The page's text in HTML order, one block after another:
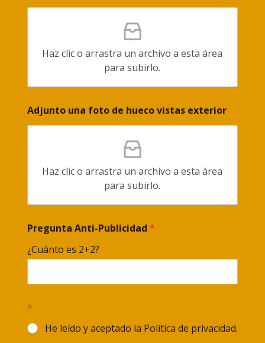
Haz clic o arrastra un archivo a esta área
para subirlo.
Adjunto una foto de hueco vistas exterior
Haz clic o arrastra un archivo a esta área
para subirlo.
Pregunta Anti-Publicidad *
¿Cuánto es 2+2?
*
He leído y aceptado la Política de privacidad.